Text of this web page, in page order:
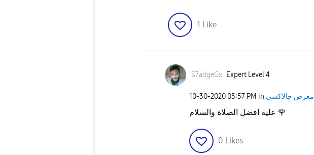
1 Like
S7adgeGx Expert Level 4
‎10-30-2020 05:57 PM in معرض جالاكسى
🌹
0 Likes